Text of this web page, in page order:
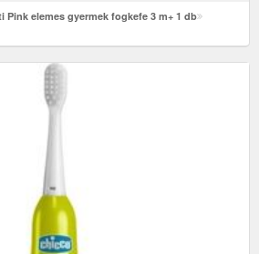
Pink elemes gyermek fogkefe 3 m+ 1 db